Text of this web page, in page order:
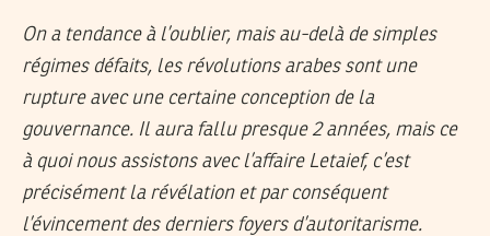
On a tendance à l’oublier, mais au-delà de simples
régimes défaits, les révolutions arabes sont une
rupture avec une certaine conception de la
gouvernance. Il aura fallu presque 2 années, mais ce
à quoi nous assistons avec l’affaire Letaief, c’est
précisément la révélation et par conséquent
l’évincement des derniers foyers d’autoritarisme.